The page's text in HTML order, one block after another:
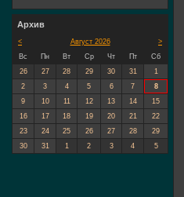
Архив
< >
Август 2026
Вс
Пн Вт Ср Чт Пт
Сб
26
27 28 29 30 31
1
2
3 4 5 6 7
8
9
10 11 12 13 14
15
16
17 18 19 20 21
22
23
24 25 26 27 28
29
30
31 1 2 3 4 5